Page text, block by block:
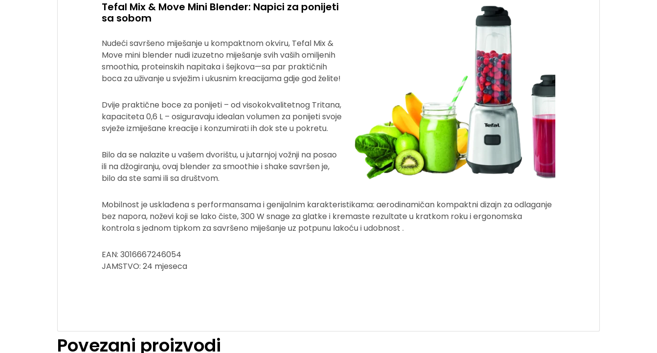
Tefal Mix & Move Mini Blender: Napici za ponijeti
sa sobom
Nudeći savršeno miješanje u kompaktnom okviru, Tefal Mix &
Move mini blender nudi izuzetno miješanje svih vaših omiljenih
smoothia, proteinskih napitaka i šejkova—sa par praktičnih
boca za uživanje u svježim i ukusnim kreacijama gdje god želite!
Dvije praktične boce za ponijeti – od visokokvalitetnog Tritana,
kapaciteta 0,6 L – osiguravaju idealan volumen za ponijeti svoje
svježe izmiješane kreacije i konzumirati ih dok ste u pokretu.
Bilo da se nalazite u vašem dvorištu, u jutarnjoj vožnji na posao
ili na džogiranju, ovaj blender za smoothie i shake savršen je,
bilo da ste sami ili sa društvom.
Mobilnost je usklađena s performansama i genijalnim karakteristikama: aerodinamičan kompaktni dizajn za odlaganje
bez napora, noževi koji se lako čiste, 300 W snage za glatke i kremaste rezultate u kratkom roku i ergonomska
kontrola s jednom tipkom za savršeno miješanje uz potpunu lakoću i udobnost .
EAN: 3016667246054
JAMSTVO: 24 mjeseca
Povezani proizvodi